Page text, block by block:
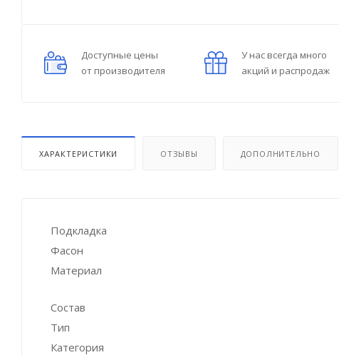
Доступные цены
от производителя
У нас всегда много
акций и распродаж
ХАРАКТЕРИСТИКИ ОТЗЫВЫ ДОПОЛНИТЕЛЬНО
Подкладка
Фасон
Материал
Состав
Тип
Категория